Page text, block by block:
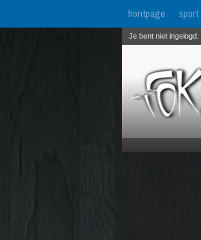
frontpage sport
Je bent niet ingelogd.